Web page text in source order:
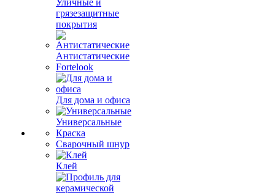
грязезащитные
покрытия
Антистатические
Fortelook
Для дома и офиса
Универсальные
Краска
Сварочный шнур
Клей